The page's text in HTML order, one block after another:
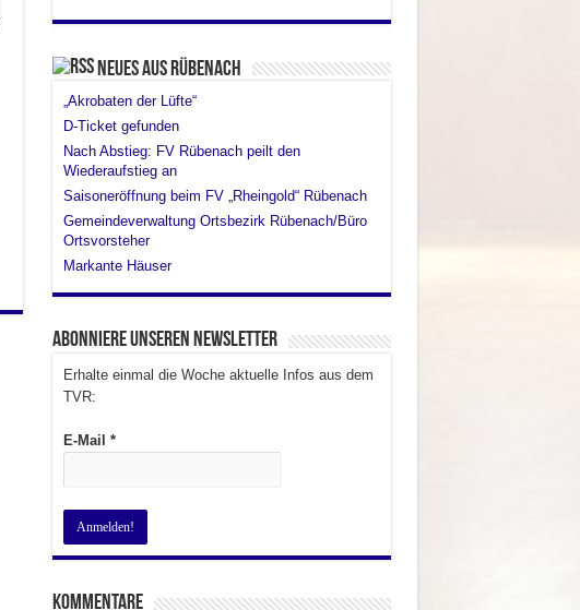
Neues aus Rübenach
„Akrobaten der Lüfte“
D-Ticket gefunden
Nach Abstieg: FV Rübenach peilt den
Wiederaufstieg an
Saisoneröffnung beim FV „Rheingold“ Rübenach
Gemeindeverwaltung Ortsbezirk Rübenach/Büro
Ortsvorsteher
Markante Häuser
Abonniere unseren Newsletter
Erhalte einmal die Woche aktuelle Infos aus dem
TVR:
E-Mail *
Kommentare